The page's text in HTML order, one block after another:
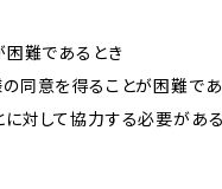
困難であるとき
同意を得ることが困難で
対して協力する必要があ